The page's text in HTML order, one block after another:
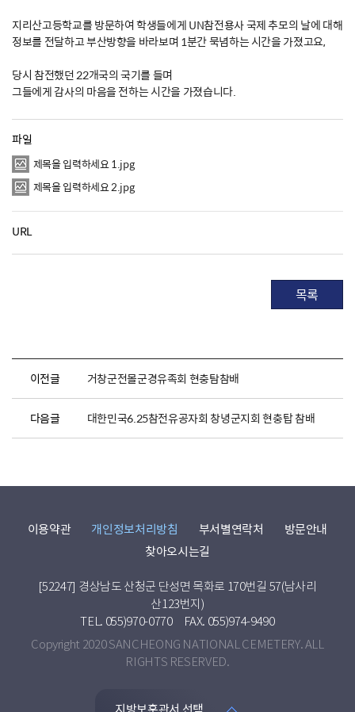
지리산고등학교를 방문하여 학생들에게 UN참전용사 국제 추모의 날에 대해
정보를 전달하고 부산방향을 바라보며 1분간 묵념하는 시간을 가졌고요,
당시 참전했던 22개국의 국기를 들며
그들에게 감사의 마음을 전하는 시간을 가졌습니다.
파일
제목을 입력하세요 1.jpg
제목을 입력하세요 2.jpg
URL
목록
이전글 거창군전몰군경유족회 현충탐참배
다음글 대한민국6.25참전유공자회 창녕군지회 현충탑 참배
이용약관 개인정보처리방침 부서별연락처
방문안내
찾아오시는길
[52247] 경상남도 산청군 단성면 목화로 170번길 57(남사리
산123번지)
TEL. 055)970-0770
FAX. 055)974-9490
Copyright 2020 SANCHEONG NATIONAL CEMETERY. ALL
RIGHTS RESERVED.